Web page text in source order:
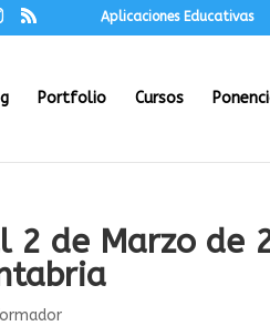
Aplicaciones Educativas
Portfolio Cursos
2 de Marzo de